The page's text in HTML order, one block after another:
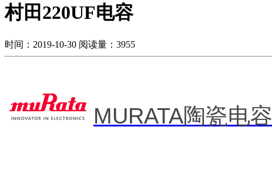
村田220UF电容
时间：2019-10-30 阅读量：3955
MURATA陶瓷电容